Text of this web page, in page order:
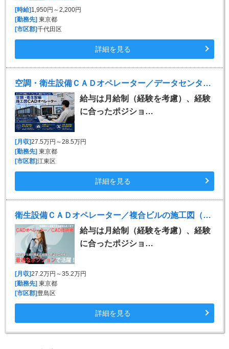
[時給]1,950円～2,200円
[勤務先]東京都
[市区郡]千代田区
詳細を見る
空調・衛生設備ＣＡＤオペレーター／データセンターの施工図 ※Tfas
給与は月給制（経験を考慮）、経験
に合ったポジショ…
[月収]27.5万円～28.5万円
[勤務先]東京都
[市区郡]江東区
詳細を見る
衛生設備ＣＡＤオペレーター／複合ビルの施工図（Rebro）
給与は月給制（経験を考慮）、経験
に合ったポジショ…
[月収]27.2万円～35.2万円
[勤務先]東京都
[市区郡]豊島区
詳細を見る